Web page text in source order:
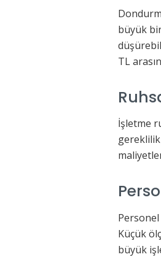
büyük
TL
İşletme
Küçük
büyük